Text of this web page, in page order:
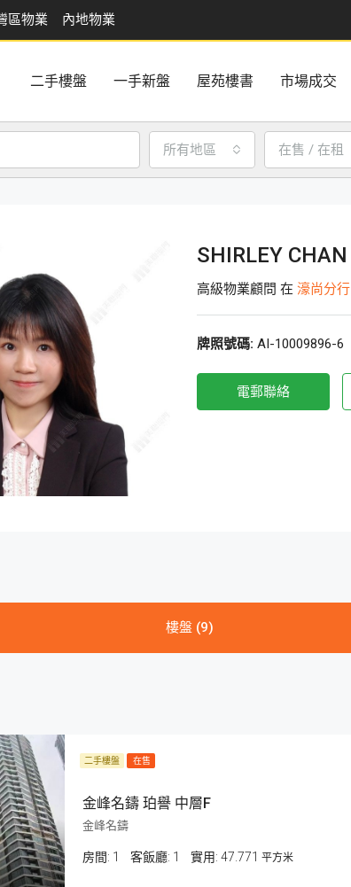
區物業 內地物業
二手樓盤 一手新盤 屋苑樓書 市場成交
所有地區 在售 / 在租
SHIRLEY CHAN
高級物業顧問 在濠尚分行
牌照號碼: AI-10009896-6
電郵聯絡
樓盤 (9)
二手樓盤 在售
金峰名鑄 珀譽 中層F
金峰名鑄
房間: 1 客飯廳: 1 47.771 平方米